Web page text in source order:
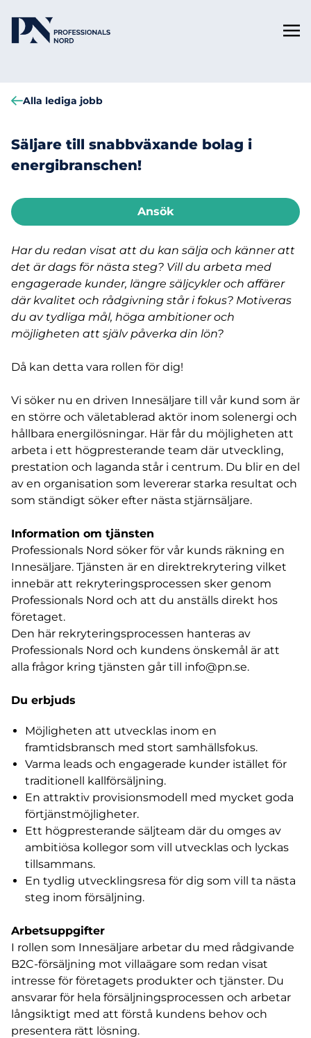
Alla lediga jobb
Säljare till snabbväxande bolag i
energibranschen!
Har du redan visat att du kan sälja och känner att
det är dags för nästa steg? Vill du arbeta med
engagerade kunder, längre säljcykler och affärer
där kvalitet och rådgivning står i fokus? Motiveras
du av tydliga mål, höga ambitioner och
möjligheten att själv påverka din lön?
Då kan detta vara rollen för dig!
Vi söker nu en driven Innesäljare till vår kund som är
en större och väletablerad aktör inom solenergi och
hållbara energilösningar. Här får du möjligheten att
arbeta i ett högpresterande team där utveckling,
prestation och laganda står i centrum. Du blir en del
av en organisation som levererar starka resultat och
som ständigt söker efter nästa stjärnsäljare.
Information om tjänsten
Professionals Nord söker för vår kunds räkning en
Innesäljare. Tjänsten är en direktrekrytering vilket
innebär att rekryteringsprocessen sker genom
Professionals Nord och att du anställs direkt hos
företaget.
Den här rekryteringsprocessen hanteras av
Professionals Nord och kundens önskemål är att
alla frågor kring tjänsten går till info@pn.se.
Du erbjuds
Möjligheten att utvecklas inom en
framtidsbransch med stort samhällsfokus.
Varma leads och engagerade kunder istället för
traditionell kallförsäljning.
En attraktiv provisionsmodell med mycket goda
förtjänstmöjligheter.
Ett högpresterande säljteam där du omges av
ambitiösa kollegor som vill utvecklas och lyckas
tillsammans.
En tydlig utvecklingsresa för dig som vill ta nästa
steg inom försäljning.
Arbetsuppgifter
I rollen som Innesäljare arbetar du med rådgivande
B2C-försäljning mot villaägare som redan visat
intresse för företagets produkter och tjänster. Du
ansvarar för hela försäljningsprocessen och arbetar
långsiktigt med att förstå kundens behov och
presentera rätt lösning.
Ansök